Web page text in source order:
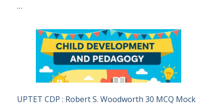
…
UPTET CDP : Robert S. Woodworth 30 MCQ Mock